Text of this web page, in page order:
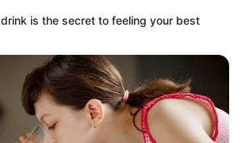
is the secret to feeling your best